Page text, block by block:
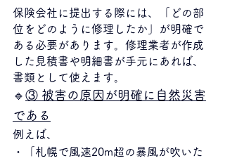
保険会社に提出する際には、「どの部
位をどのように修理したか」が明確で
ある必要があります。修理業者が作成
した見積書や明細書が手元にあれば、
書類として使えます。
🔹 ③ 被害の原因が明確に自然災害
である
例えば、
・「札幌で風速20m超の暴風が吹いた